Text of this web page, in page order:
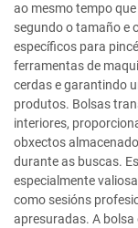
ao mesmo tempo
segundo o tamaño e
específicos para
ferramentas de
cerdas e garantindo
produtos. Bolsas
interiores,
obxectos
durante as buscas.
especialmente
como sesións
apresuradas. A bolsa